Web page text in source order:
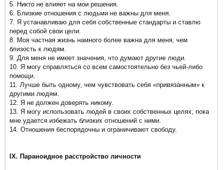
5. Никто не влияет на мои решения.
6. Близкие отношения с людьми не важны для меня.
7. Я устанавливаю для себя собственные стандарты и ставлю
перед собой свои цели.
8. Моя частная жизнь намного более важна для меня, чем
близость к людям.
9. Для меня не имеет значения, что думают другие люди.
10. Я могу справляться со всем самостоятельно без чьей-либо
помощи.
11. Лучше быть одному, чем чувствовать себя «привязанным» к
другими людям.
12. Я не должен доверять никому.
13. Я могу использовать людей в своих собственных целях, пока
мне удается избежать близких отношений с ними.
14. Отношения беспорядочны и ограничивают свободу.
IX. Параноидное расстройство личности